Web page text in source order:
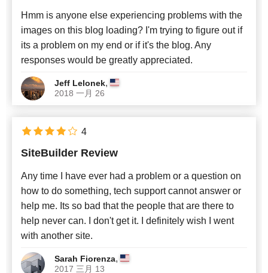
Hmm is anyone else experiencing problems with the
images on this blog loading? I'm trying to figure out if
its a problem on my end or if it's the blog. Any
responses would be greatly appreciated.
Jeff Lelonek,
2018 一月 26
SiteBuilder Review
Any time I have ever had a problem or a question on
how to do something, tech support cannot answer or
help me. Its so bad that the people that are there to
help never can. I don't get it. I definitely wish I went
with another site.
Sarah Fiorenza,
2017 三月 13
4